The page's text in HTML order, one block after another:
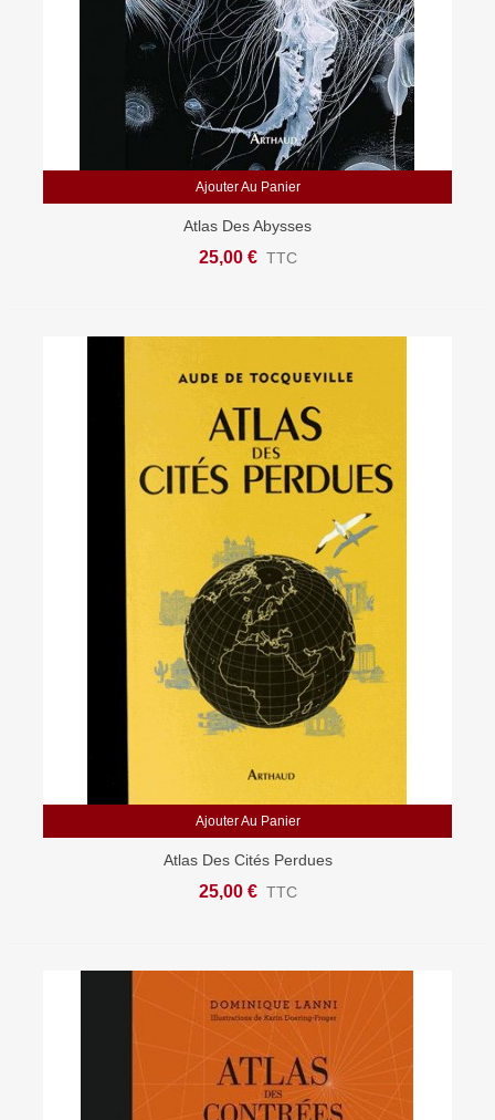
Ajouter Au Panier
Atlas Des Abysses
25,00 € TTC
Ajouter Au Panier
Atlas Des Cités Perdues
25,00 € TTC